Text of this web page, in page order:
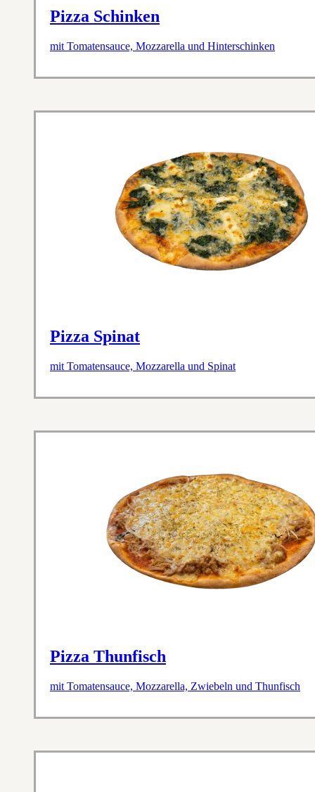
Pizza Schinken
mit Tomatensauce, Mozzarella und Hinterschinken
Pizza Spinat
mit Tomatensauce, Mozzarella und Spinat
Pizza Thunfisch
mit Tomatensauce, Mozzarella, Zwiebeln und Thunfisch